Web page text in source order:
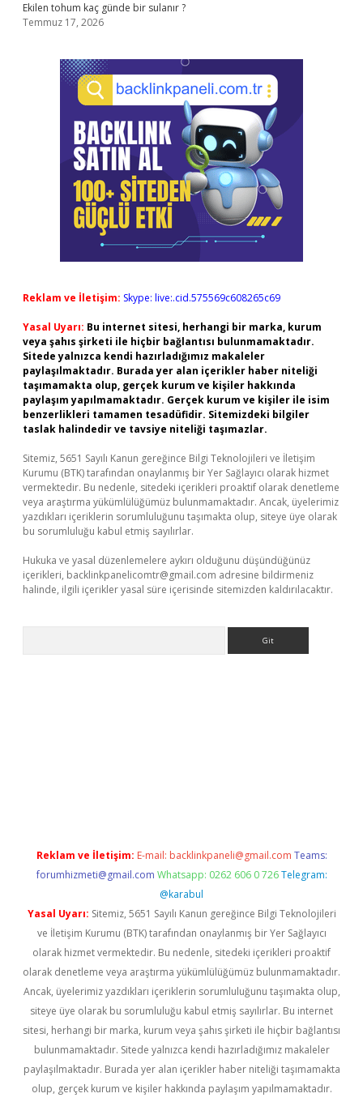
Ekilen tohum kaç günde bir sulanır ?
Temmuz 17, 2026
Reklam ve İletişim: Skype: live:.cid.575569c608265c69
Yasal Uyarı: Bu internet sitesi, herhangi bir marka, kurum
veya şahıs şirketi ile hiçbir bağlantısı bulunmamaktadır.
Sitede yalnızca kendi hazırladığımız makaleler
paylaşılmaktadır. Burada yer alan içerikler haber niteliği
taşımamakta olup, gerçek kurum ve kişiler hakkında
paylaşım yapılmamaktadır. Gerçek kurum ve kişiler ile isim
benzerlikleri tamamen tesadüfidir. Sitemizdeki bilgiler
taslak halindedir ve tavsiye niteliği taşımazlar.
Sitemiz, 5651 Sayılı Kanun gereğince Bilgi Teknolojileri ve İletişim
Kurumu (BTK) tarafından onaylanmış bir Yer Sağlayıcı olarak hizmet
vermektedir. Bu nedenle, sitedeki içerikleri proaktif olarak denetleme
veya araştırma yükümlülüğümüz bulunmamaktadır. Ancak, üyelerimiz
yazdıkları içeriklerin sorumluluğunu taşımakta olup, siteye üye olarak
bu sorumluluğu kabul etmiş sayılırlar.
Hukuka ve yasal düzenlemelere aykırı olduğunu düşündüğünüz
içerikleri, backlinkpanelicomtr@gmail.com adresine bildirmeniz
halinde, ilgili içerikler yasal süre içerisinde sitemizden kaldırılacaktır.
Reklam ve İletişim: E-mail: backlinkpaneli@gmail.com Teams:
forumhizmeti@gmail.com Whatsapp: 0262 606 0 726 Telegram:
@karabul
Yasal Uyarı: Sitemiz, 5651 Sayılı Kanun gereğince Bilgi Teknolojileri
ve İletişim Kurumu (BTK) tarafından onaylanmış bir Yer Sağlayıcı
olarak hizmet vermektedir. Bu nedenle, sitedeki içerikleri proaktif
olarak denetleme veya araştırma yükümlülüğümüz bulunmamaktadır.
Ancak, üyelerimiz yazdıkları içeriklerin sorumluluğunu taşımakta olup,
siteye üye olarak bu sorumluluğu kabul etmiş sayılırlar. Bu internet
sitesi, herhangi bir marka, kurum veya şahıs şirketi ile hiçbir bağlantısı
bulunmamaktadır. Sitede yalnızca kendi hazırladığımız makaleler
paylaşılmaktadır. Burada yer alan içerikler haber niteliği taşımamakta
olup, gerçek kurum ve kişiler hakkında paylaşım yapılmamaktadır.